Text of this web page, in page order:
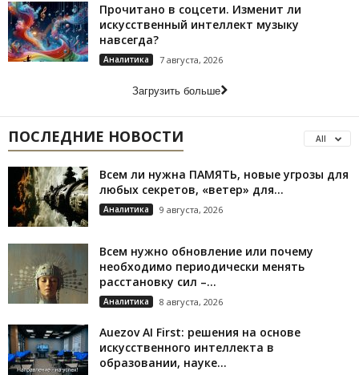
Прочитано в соцсети. Изменит ли
искусственный интеллект музыку
навсегда?
Аналитика 7 августа, 2026
Загрузить больше
ПОСЛЕДНИЕ НОВОСТИ All
Всем ли нужна ПАМЯТЬ, новые угрозы для
любых секретов, «ветер» для...
Аналитика 9 августа, 2026
Всем нужно обновление или почему
необходимо периодически менять
расстановку сил –...
Аналитика 8 августа, 2026
Auezov AI First: решения на основе
искусственного интеллекта в
образовании, науке...